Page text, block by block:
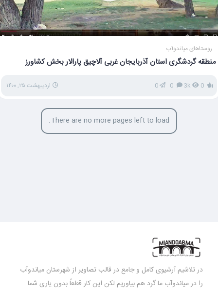
روستاهای میاندوآب
منطقه گردشگری استان آذربایجان غربی آلاچیق پارالار بخش کشاورز
3k
0 اردیبهشت ۲۵, ۱۴۰۰
There are no more pages left to load.
در تلاشیم آرشیوی کامل و جامع در قالب تصاویر از شهرستان میاندوآب
را در میاندوآب ما گرد هم بیاوریم لکن این کار قطعاً بدون یاری شما